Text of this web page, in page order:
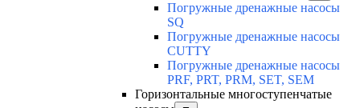
Погружные дренажные насосы
SQ
Погружные дренажные насосы
CUTTY
Погружные дренажные насосы
PRF, PRT, PRM, SET, SEM
Горизонтальные многоступенчатые